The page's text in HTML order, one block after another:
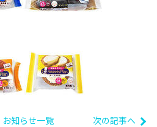
お知らせ一覧 次の記事へ